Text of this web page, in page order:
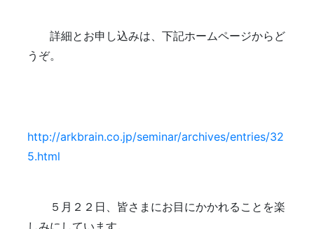
詳細とお申し込みは、下記ホームページからど
うぞ。
http://arkbrain.co.jp/seminar/archives/entries/32
5.html
５月２２日、皆さまにお目にかかれることを楽